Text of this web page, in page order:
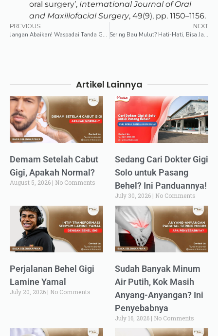
oral surgery’, International Journal of Oral
and Maxillofacial Surgery, 49(9), pp. 1150–1156.
PREVIOUS
Jangan Abaikan! Waspadai Tanda Gejala Meningitis pada Bayi
NEXT
Sering Bau Mulut? Hati-Hati, Bisa Jadi Tanda Penyakit Lain!
Artikel Lainnya
Demam Setelah Cabut
Gigi, Apakah Normal?
August 5, 2026 No Comments
Sedang Cari Dokter Gigi
Solo untuk Pasang
Behel? Ini Panduannya!
July 30, 2026 No Comments
Perjalanan Behel Gigi
Lamine Yamal
July 20, 2026 No Comments
Sudah Banyak Minum
Air Putih, Kok Masih
Anyang-Anyangan? Ini
Penyebabnya
July 16, 2026 No Comments